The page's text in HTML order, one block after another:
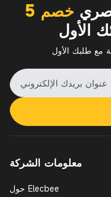
خصم 5
الأول
معلومات الشركة
حول Elecbee